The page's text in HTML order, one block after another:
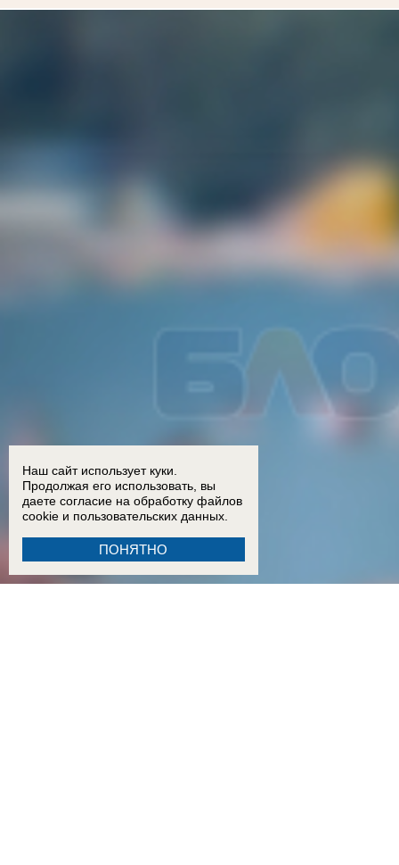
Наш сайт использует куки.
Продолжая его использовать, вы
даете согласие на обработку файлов
cookie и пользовательских данных.
ПОНЯТНО